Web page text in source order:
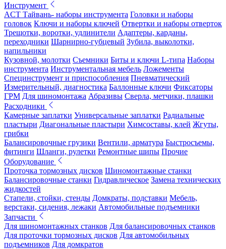
Инструмент
ACT Тайвань- наборы инструмента Головки и наборы
головок Ключи и наборы ключей Отвертки и наборы отверток
Трещотки, воротки, удлинители Адаптеры, карданы,
переходники Шарнирно-губцевый Зубила, выколотки,
напильники
Кузовной, молотки Съемники Биты и ключи L-типа Наборы
инструмента Инструментальная мебель Ложементы
Специнструмент и приспособления Пневматический
Измерительный, диагностика Баллонные ключи Фиксаторы
ГРМ Для шиномонтажа Абразивы Сверла, метчики, плашки
Расходники
Камерные заплатки Универсальные заплатки Радиальные
пластыри Диагональные пластыри Химсоставы, клей Жгуты,
грибки
Балансировочные грузики Вентили, арматура Быстросъемы,
фитинги Шланги, рулетки Ремонтные шипы Прочие
Оборудование
Проточка тормозных дисков Шиномонтажные станки
Балансировочные станки Гидравлическое Замена технических
жидкостей
Стапели, стойки, стенды Домкраты, подставки Мебель,
верстаки, сидения, лежаки Автомобильные подъемники
Запчасти
Для шиномонтажных станков Для балансировочных станков
Для проточки тормозных дисков Для автомобильных
подъемников Для домкратов